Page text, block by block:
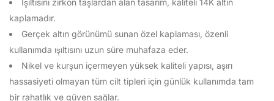
Işıltısını zirkon taşlardan alan tasarım, kaliteli 14K altın
kaplamadır.
Gerçek altın görünümü sunan özel kaplaması, özenli
kullanımda ışıltısını uzun süre muhafaza eder.
Nikel ve kurşun içermeyen yüksek kaliteli yapısı, aşırı
hassasiyeti olmayan tüm cilt tipleri için günlük kullanımda tam
bir rahatlık ve güven sağlar.